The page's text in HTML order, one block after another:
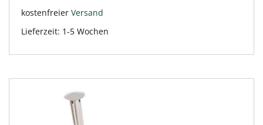
kostenfreier Versand
Lieferzeit: 1-5 Wochen